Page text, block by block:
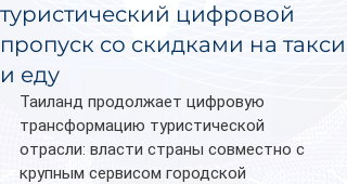
туристический цифровой
пропуск со скидками на такси
и еду
Таиланд продолжает цифровую
трансформацию туристической
отрасли: власти страны совместно с
крупным сервисом городской